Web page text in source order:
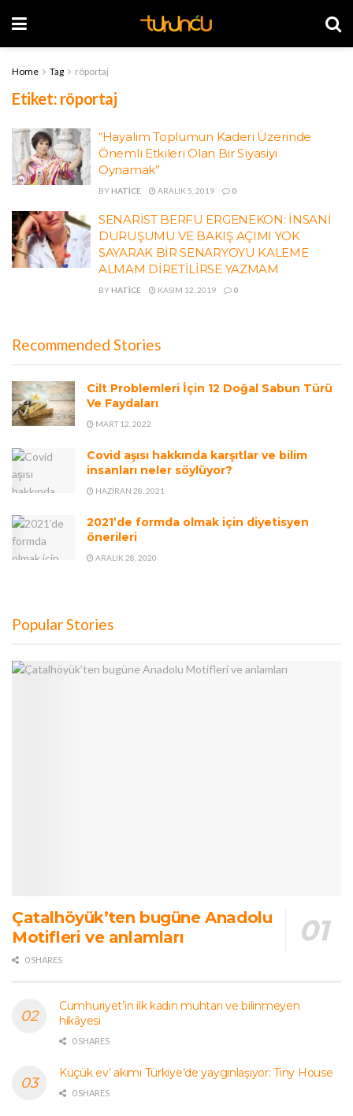
Home Tag röportaj
Etiket: röportaj
“Hayalim Toplumun Kaderi Üzerinde
Önemli Etkileri Olan Bir Siyasiyi
Oynamak”
BY HATICE ARALIK 5, 2019 0
SENARİST BERFU ERGENEKON: İNSANİ
DURUŞUMU VE BAKIŞ AÇIMI YOK
SAYARAK BİR SENARYOYU KALEME
ALMAM DİRETİLİRSE YAZMAM
BY HATICE KASIM 12, 2019 0
Recommended Stories
Cilt Problemleri İçin 12 Doğal Sabun Türü
Ve Faydaları
MART 12, 2022
Covid aşısı hakkında karşıtlar ve bilim
insanları neler söylüyor?
HAZIRAN 28, 2021
2021’de formda olmak için diyetisyen
önerileri
ARALIK 28, 2020
Popular Stories
Çatalhöyük’ten bugüne Anadolu
Motifleri ve anlamları
0 SHARES
Cumhuriyet’in ilk kadın muhtarı ve bilinmeyen
hikâyesi
0 SHARES
Küçük ev’ akımı Türkiye’de yaygınlaşıyor: Tiny House
0 SHARES